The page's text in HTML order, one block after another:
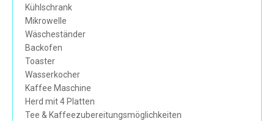
Kühlschrank
Mikrowelle
Wäscheständer
Backofen
Toaster
Wasserkocher
Kaffee Maschine
Herd mit 4 Platten
Tee & Kaffeezubereitungsmöglichkeiten